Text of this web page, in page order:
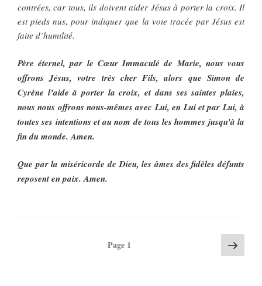
contrées, car tous, ils doivent aider Jésus à porter la croix. Il
est pieds nus, pour indiquer que la voie tracée par Jésus est
faite d’humilité.
Père éternel, par le Cœur Immaculé de Marie, nous vous
offrons Jésus, votre très cher Fils, alors que Simon de
Cyrène l’aide à porter la croix, et dans ses saintes plaies,
nous nous offrons nous-mêmes avec Lui, en Lui et par Lui, à
toutes ses intentions et au nom de tous les hommes jusqu’à la
fin du monde. Amen.
Que par la miséricorde de Dieu, les âmes des fidèles défunts
reposent en paix. Amen.
Page 1 Page